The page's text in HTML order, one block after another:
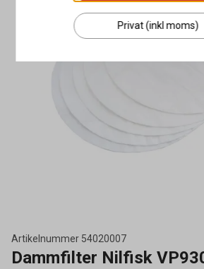
Artikelnummer 54020007
Dammfilter Nilfisk
Privat (inkl moms)